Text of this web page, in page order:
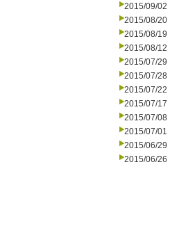
2015/09/02
2015/08/20
2015/08/19
2015/08/12
2015/07/29
2015/07/28
2015/07/22
2015/07/17
2015/07/08
2015/07/01
2015/06/29
2015/06/26